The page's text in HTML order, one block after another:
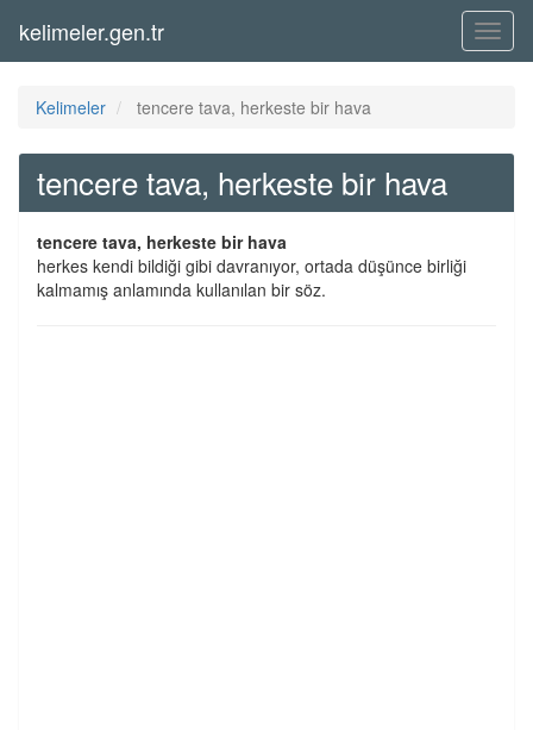
Menü
kelimeler.gen.tr
Kelimeler tencere tava, herkeste bir hava
tencere tava, herkeste bir hava
tencere tava, herkeste bir hava
herkes kendi bildiği gibi davranıyor, ortada düşünce birliği
kalmamış anlamında kullanılan bir söz.